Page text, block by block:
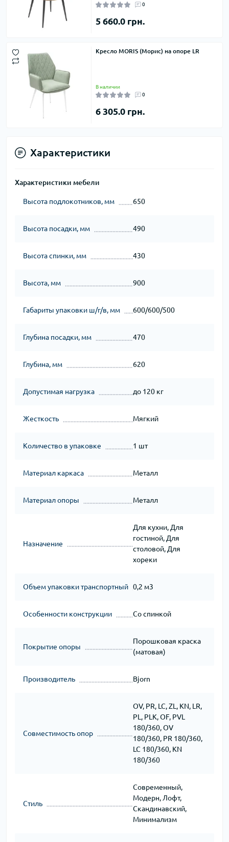
0
5 660.0 грн.
Кресло MORIS (Морис) на опоре LR
В наличии
0
6 305.0 грн.
Характеристики
Характеристики мебели
Высота подлокотников, мм 650
Высота посадки, мм 490
Высота спинки, мм 430
Высота, мм 900
Габариты упаковки ш/г/в, мм 600/600/500
Глубина посадки, мм 470
Глубина, мм 620
Допустимая нагрузка до 120 кг
Жесткость Мягкий
Количество в упаковке 1 шт
Материал каркаса Металл
Материал опоры Металл
Назначение
Для кухни, Для
гостиной, Для
столовой, Для
хореки
Объем упаковки транспортный 0,2 м3
Особенности конструкции Со спинкой
Покрытие опоры
Порошковая краска
(матовая)
Производитель Bjorn
Совместимость опор
OV, PR, LC, ZL, KN, LR,
PL, PLK, OF, PVL
180/360, OV
180/360, PR 180/360,
LC 180/360, KN
180/360
Стиль
Современный,
Модерн, Лофт,
Скандинавский,
Минимализм